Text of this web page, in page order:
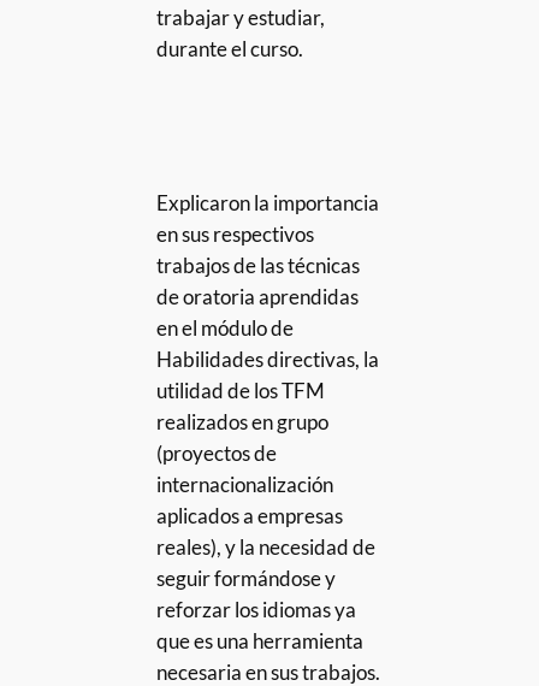
trabajar y estudiar,
durante el curso.
Explicaron la importancia
en sus respectivos
trabajos de las técnicas
de oratoria aprendidas
en el módulo de
Habilidades directivas, la
utilidad de los TFM
realizados en grupo
(proyectos de
internacionalización
aplicados a empresas
reales), y la necesidad de
seguir formándose y
reforzar los idiomas ya
que es una herramienta
necesaria en sus trabajos.